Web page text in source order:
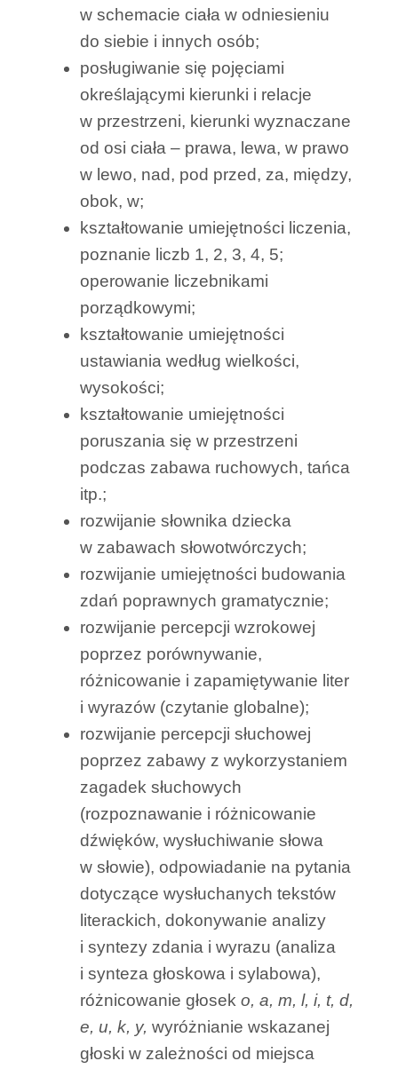
w schemacie ciała w odniesieniu
do siebie i innych osób;
posługiwanie się pojęciami
określającymi kierunki i relacje
w przestrzeni, kierunki wyznaczane
od osi ciała – prawa, lewa, w prawo
w lewo, nad, pod przed, za, między,
obok, w;
kształtowanie umiejętności liczenia,
poznanie liczb 1, 2, 3, 4, 5;
operowanie liczebnikami
porządkowymi;
kształtowanie umiejętności
ustawiania według wielkości,
wysokości;
kształtowanie umiejętności
poruszania się w przestrzeni
podczas zabawa ruchowych, tańca
itp.;
rozwijanie słownika dziecka
w zabawach słowotwórczych;
rozwijanie umiejętności budowania
zdań poprawnych gramatycznie;
rozwijanie percepcji wzrokowej
poprzez porównywanie,
różnicowanie i zapamiętywanie liter
i wyrazów (czytanie globalne);
rozwijanie percepcji słuchowej
poprzez zabawy z wykorzystaniem
zagadek słuchowych
(rozpoznawanie i różnicowanie
dźwięków, wysłuchiwanie słowa
w słowie), odpowiadanie na pytania
dotyczące wysłuchanych tekstów
literackich, dokonywanie analizy
i syntezy zdania i wyrazu (analiza
i synteza głoskowa i sylabowa),
różnicowanie głosek o, a, m, l, i, t, d,
e, u, k, y, wyróżnianie wskazanej
głoski w zależności od miejsca